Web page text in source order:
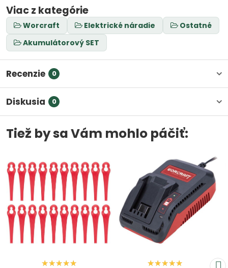
Viac z kategórie
Worcraft Elektrické náradie
Ostatné
Akumulátorový SET
Recenzie 0
Diskusia 0
Tiež by sa Vám mohlo páčiť: